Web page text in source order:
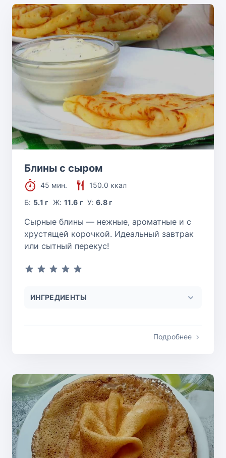
Блины с сыром
45 мин.
150.0 ккал
Б: 5.1 г Ж: 11.6 г У:6.8 г
Сырные блины — нежные, ароматные и с
хрустящей корочкой. Идеальный завтрак
или сытный перекус!
ИНГРЕДИЕНТЫ
Подробнее